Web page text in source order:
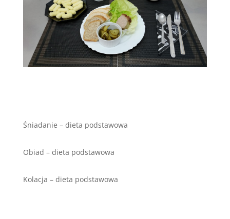
Śniadanie – dieta podstawowa
Obiad – dieta podstawowa
Kolacja – dieta podstawowa